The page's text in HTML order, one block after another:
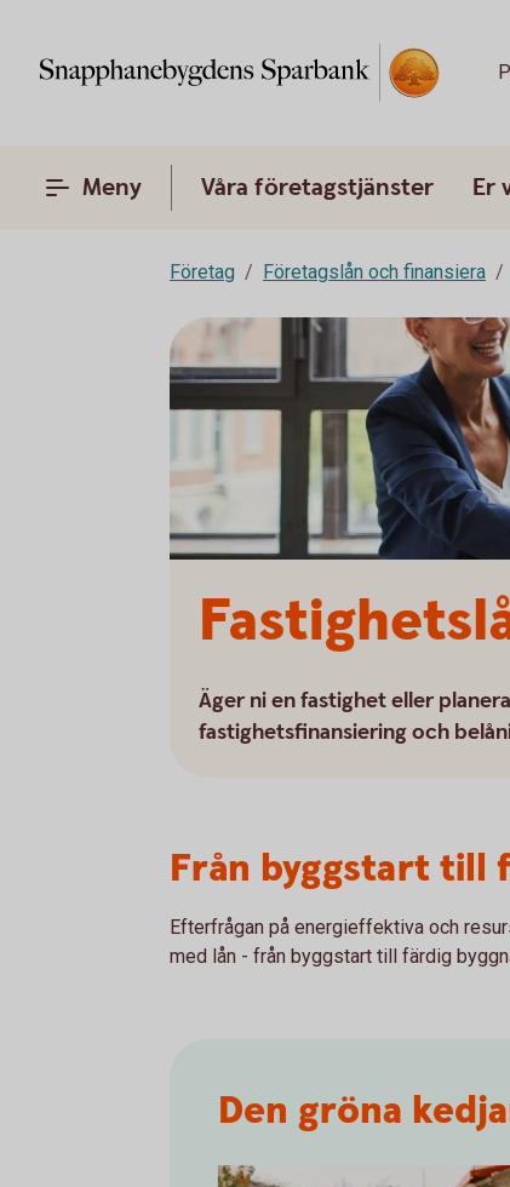
Meny Våra företagstjänster Er
Företag Företagslån och finansiera
Äger ni en fastighet eller
fastighetsfinansiering och
Från byggstart till
Efterfrågan på energieffektiva och
med lån - från byggstart till färdig
Den gröna